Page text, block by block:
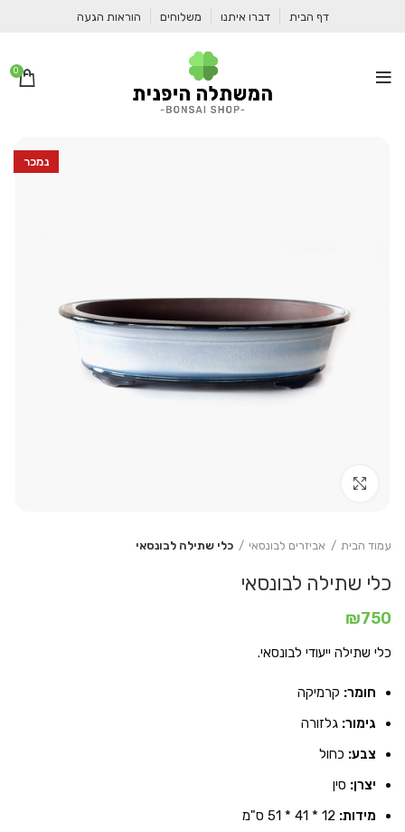
דף הבית דברו איתנו משלוחים הוראות הגעה
0
נמכר
עמוד הבית אביזרים לבונסאי כלי שתילה לבונסאי
כלי שתילה לבונסאי
₪750
כלי שתילה ייעודי לבונסאי.
חומר: קרמיקה
גימור: גלזורה
צבע: כחול
יצרן: סין
מידות: